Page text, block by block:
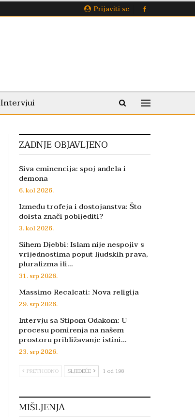
Prijaviti se
Intervjui
ZADNJE OBJAVLJENO
Siva eminencija: spoj anđela i
demona
6. kol 2026.
Između trofeja i dostojanstva: Što
doista znači pobijediti?
3. kol 2026.
Sihem Djebbi: Islam nije nespojiv s
vrijednostima poput ljudskih prava,
pluralizma ili…
31. srp 2026.
Massimo Recalcati: Nova religija
29. srp 2026.
Intervju sa Stipom Odakom: U
procesu pomirenja na našem
prostoru približavanje istini…
23. srp 2026.
PRETHODNO SLJEDEĆE 1 od 198
MIŠLJENJA